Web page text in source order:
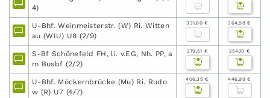
4)
U-Bhf. Weinmeisterstr. (W) Ri. Witten
au (WIU) U8 (2/9)
331,80 € 364,98 €
S-Bf Schönefeld FH, li. v.EG, Nh. PP, a
m Busbf (2/2)
279,51 € 254,10 €
U-Bhf. Möckernbrücke (Mu) Ri. Rudo
w (R) U7 (4/7)
406,35 € 446,99 €